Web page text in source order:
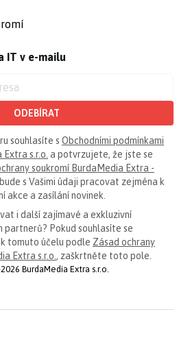
IT v e-mailu
ODEBÍRAT
souhlasíte s Obchodními podmínkami
s.r.o. a potvrzujete, že jste se
soukromí BurdaMedia Extra -
bude s Vašimi údaji pracovat zejména k
akce a zasílání novinek.
i další zajímavé a exkluzivní
partnerů? Pokud souhlasíte se
tomuto účelu podle Zásad ochrany
Extra s.r.o. , zaškrtněte toto pole.
BurdaMedia Extra s.r.o.